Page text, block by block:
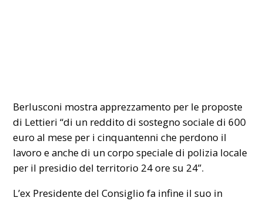
Berlusconi mostra apprezzamento per le proposte
di Lettieri “di un reddito di sostegno sociale di 600
euro al mese per i cinquantenni che perdono il
lavoro e anche di un corpo speciale di polizia locale
per il presidio del territorio 24 ore su 24”.
L’ex Presidente del Consiglio fa infine il suo in